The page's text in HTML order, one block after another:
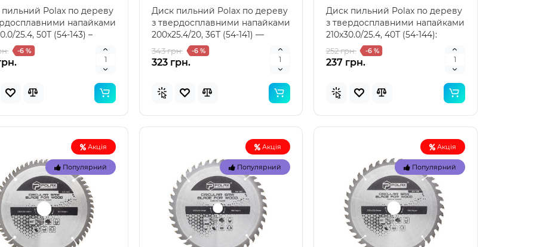
Polax по дереву
напайками
25.4, 50Т (54-143) –
вибі..
-6 %
Диск пильний Polax по дереву
з твердосплавними напайками
200x25.4/20, 36Т (54-141) —
надійний вибір ..
343 грн. -6 %
323 грн.
Диск пильний Polax по дереву
з твердосплавними напайками
210x30.0/25.4, 40Т (54-144):
оптимальне ріш..
252 грн. -6 %
237 грн.
Акція
Популярний
Акція
Популярний
Акція
Популярний